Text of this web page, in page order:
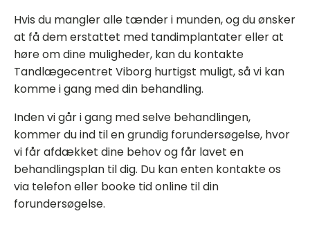
Hvis du mangler alle tænder i munden, og du ønsker
at få dem erstattet med tandimplantater eller at
høre om dine muligheder, kan du kontakte
Tandlægecentret Viborg hurtigst muligt, så vi kan
komme i gang med din behandling.
Inden vi går i gang med selve behandlingen,
kommer du ind til en grundig forundersøgelse, hvor
vi får afdækket dine behov og får lavet en
behandlingsplan til dig. Du kan enten kontakte os
via telefon eller booke tid online til din
forundersøgelse.